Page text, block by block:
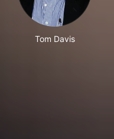
Tom Davis